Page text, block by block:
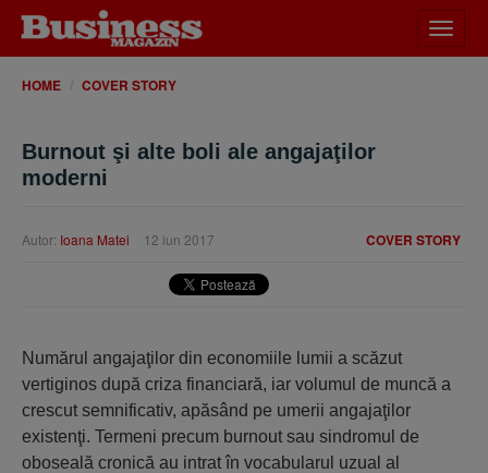
meniu
HOME COVER STORY
Burnout şi alte boli ale angajaţilor
moderni
COVER STORY
Autor: Ioana Matei 12 iun 2017
Numărul angajaţilor din economiile lumii a scăzut
vertiginos după criza financiară, iar volumul de muncă a
crescut semnificativ, apăsând pe umerii angajaţilor
existenţi. Termeni precum burnout sau sindromul de
oboseală cronică au intrat în vocabularul uzual al